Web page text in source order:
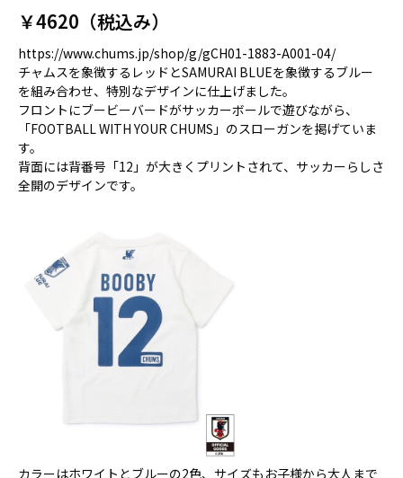
￥4620（税込み）
https://www.chums.jp/shop/g/gCH01-1883-A001-04/
チャムスを象徴するレッドとSAMURAI BLUEを象徴するブルー
を組み合わせ、特別なデザインに仕上げました。
フロントにブービーバードがサッカーボールで遊びながら、
「FOOTBALL WITH YOUR CHUMS」のスローガンを掲げていま
す。
背面には背番号「12」が大きくプリントされて、サッカーらしさ
全開のデザインです。
カラーはホワイトとブルーの2色、サイズもお子様から大人まで